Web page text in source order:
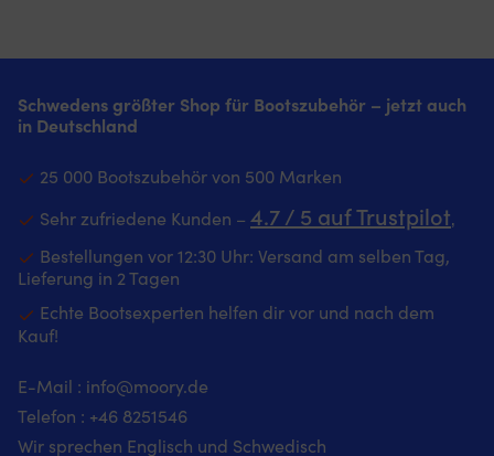
Schwedens größter Shop für Bootszubehör – jetzt auch
in Deutschland
25 000 Bootszubehör von 500 Marken
Sehr zufriedene Kunden – 4.7 / 5 auf Trustpilot‚
Bestellungen vor 12:30 Uhr: Versand am selben Tag,
Lieferung in 2 Tagen
Echte Bootsexperten helfen dir vor und nach dem
Kauf!
E-Mail : info@moory.de
Telefon : +46 8251546
Wir sprechen Englisch und Schwedisch